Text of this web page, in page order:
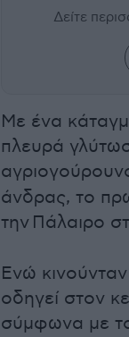
Δείτε
Με ένα
πλευρά
άνδρας, το
την Πάλαιρο
Ενώ
οδηγεί στον
σύμφωνα με